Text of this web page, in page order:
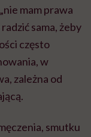
mam prawa
sama, żeby
często
w
zależna od
smutku